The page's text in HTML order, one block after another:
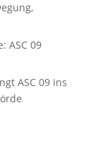
ASC 09
ASC 09 ins